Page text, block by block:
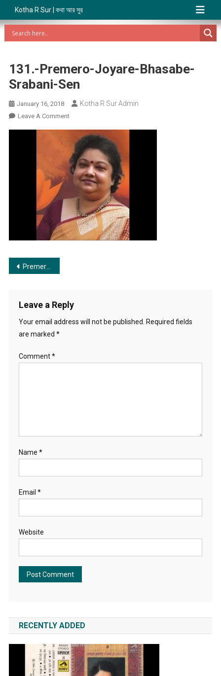
Kotha R Sur | কথা আর সুর
131.-Premero-Joyare-Bhasabe-
Srabani-Sen
January 16, 2018 Kotha R Sur Admin
Leave A CommentOn
Premero-
Joyare-
Bhasabe-
Srabani-
Sen
Post
Premero Joyare Bhasabo Donhare | প্রেমের জোয়ারে ভাসবে দোঁহারে
Leave a Reply
Your email address will not be published.
Required fields
are marked *
Comment*
Name *
Email *
Website
RECENTLY ADDED